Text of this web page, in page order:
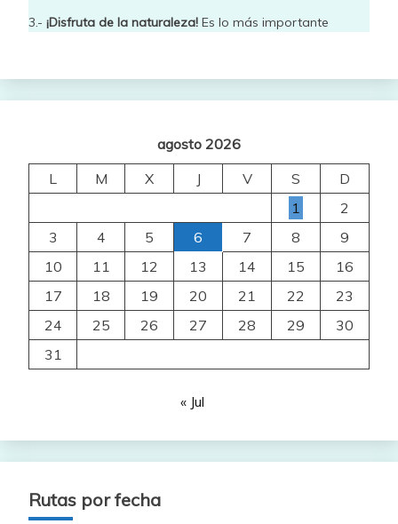
3.- ¡Disfruta de la naturaleza! Es lo más importante
agosto 2026
L
M X J V S
D
1
2
3
4 5 6 7 8
9
10
11 12 13 14 15
16
17
18 19 20 21 22
23
24
25 26 27 28 29
30
31
« Jul
Rutas por fecha